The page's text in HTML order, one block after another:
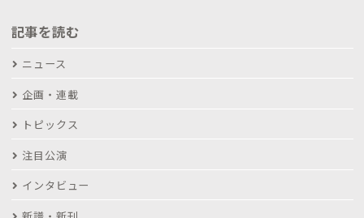
記事を読む
ニュース
企画・連載
トピックス
注目公演
インタビュー